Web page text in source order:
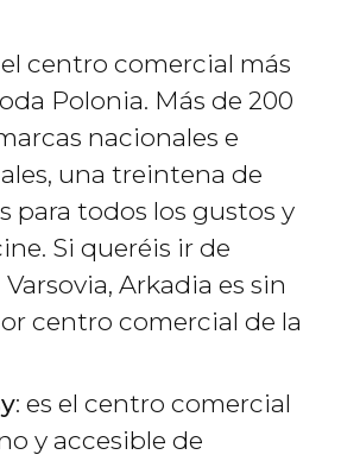
el centro comercial más
Polonia. Más de 200
nacionales e
una treintena de
para todos los gustos y
Si queréis ir de
Arkadia es sin
centro comercial de la
: es el centro comercial
y accesible de